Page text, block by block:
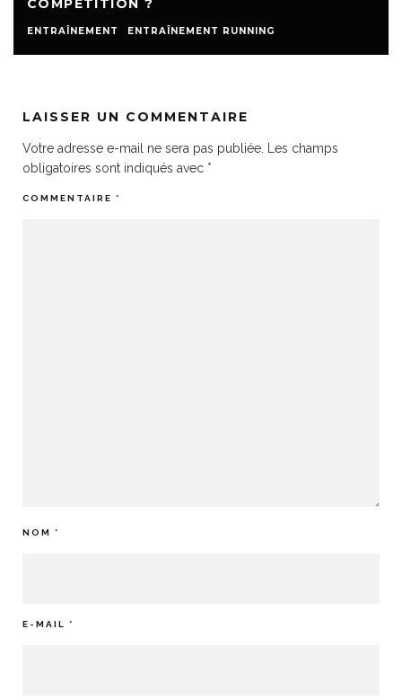
COMPÉTITION ?
ENTRAÎNEMENT ENTRAÎNEMENT RUNNING
LAISSER UN COMMENTAIRE
Votre adresse e-mail ne sera pas publiée.
Les champs
obligatoires sont indiqués avec *
COMMENTAIRE *
NOM *
E-MAIL *